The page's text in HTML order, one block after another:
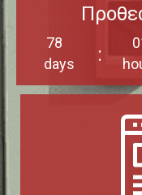
78
days
: